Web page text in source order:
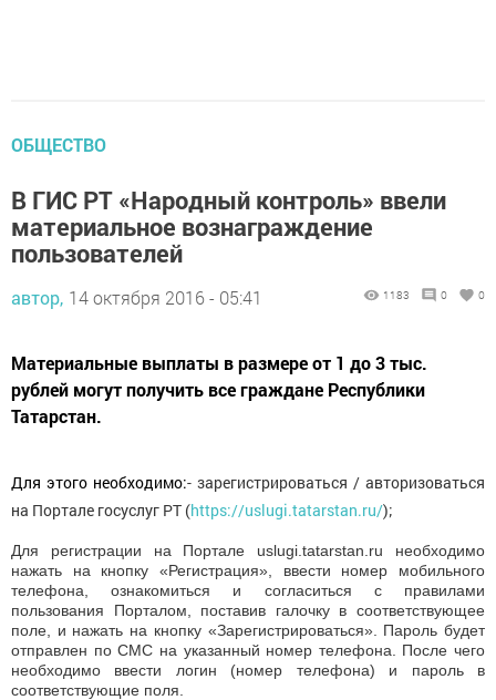
ОБЩЕСТВО
В ГИС РТ «Народный контроль» ввели
материальное вознаграждение
пользователей
автор, 14 октября 2016 - 05:41 1183 0 0
Материальные выплаты в размере от 1 до 3 тыс.
рублей могут получить все граждане Республики
Татарстан.
Для этого необходимо:- зарегистрироваться / авторизоваться
на Портале госуслуг РТ (https://uslugi.tatarstan.ru/);
Для регистрации на Портале uslugi.tatarstan.ru необходимо
нажать на кнопку «Регистрация», ввести номер мобильного
телефона, ознакомиться и согласиться с правилами
пользования Порталом, поставив галочку в соответствующее
поле, и нажать на кнопку «Зарегистрироваться». Пароль будет
отправлен по СМС на указанный номер телефона. После чего
необходимо ввести логин (номер телефона) и пароль в
соответствующие поля.